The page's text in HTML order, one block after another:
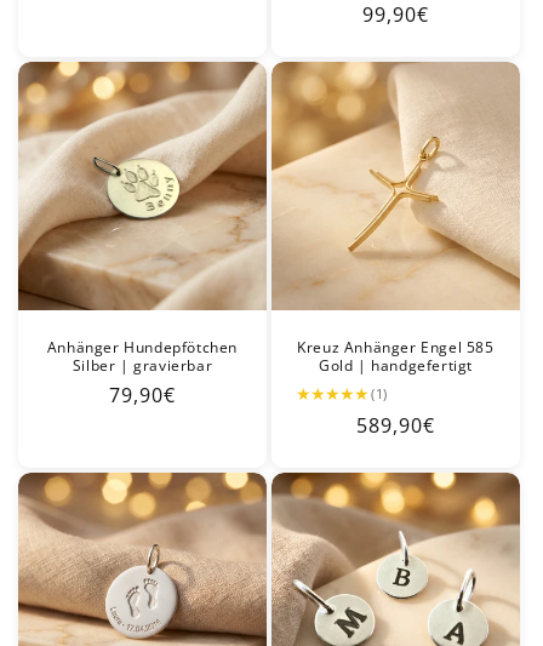
Normaler
99,90€
Anhänger Hundepfötchen
Silber | gravierbar
Normaler
79,90€
Kreuz Anhänger Engel 585
Gold | handgefertigt
★★★★★(1)
Normaler
589,90€